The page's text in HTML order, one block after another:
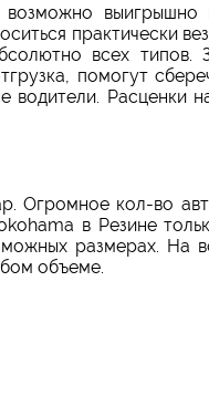
практически
всех
помогут
водители.
кол-во
в Резине
размерах. На
объеме.